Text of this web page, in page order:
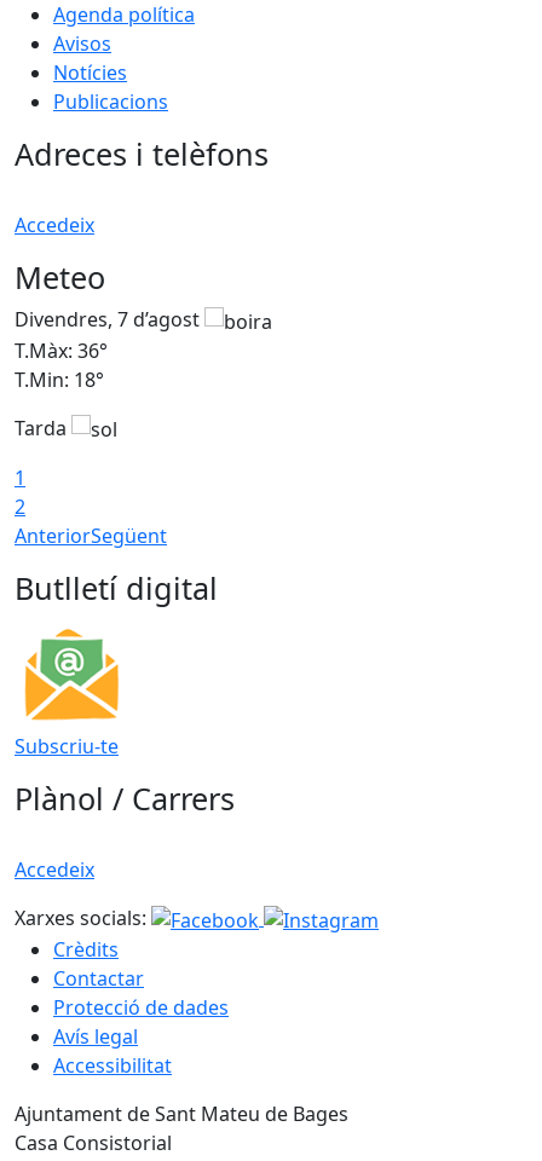
Agenda política
Avisos
Notícies
Publicacions
Adreces i telèfons
Accedeix
Meteo
Divendres, 7 d’agost
T.Màx: 36°
T.Min: 18°
Tarda
1
2
AnteriorSegüent
Butlletí digital
Subscriu-te
Plànol / Carrers
Accedeix
Xarxes socials:
Crèdits
Contactar
Protecció de dades
Avís legal
Accessibilitat
Ajuntament de Sant Mateu de Bages
Casa Consistorial